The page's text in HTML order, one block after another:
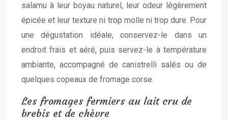
salamu à leur boyau naturel, leur odeur légèrement
épicée et leur texture ni trop molle ni trop dure. Pour
une dégustation idéale, conservez-le dans un
endroit frais et aéré, puis servez-le à température
ambiante, accompagné de canistrelli salés ou de
quelques copeaux de fromage corse.
Les fromages fermiers au lait cru de
brebis et de chèvre